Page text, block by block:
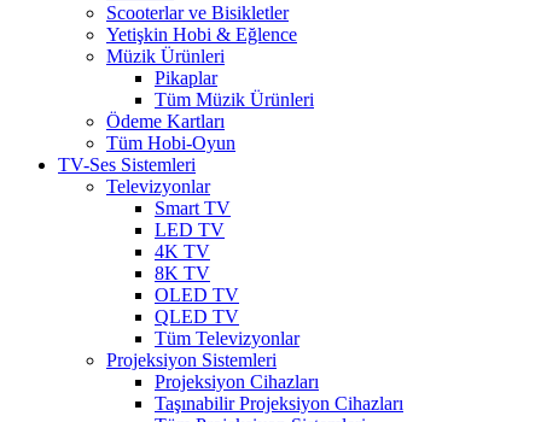
Scooterlar ve Bisikletler
Yetişkin Hobi & Eğlence
Müzik Ürünleri
Pikaplar
Tüm Müzik Ürünleri
Ödeme Kartları
Tüm Hobi-Oyun
TV-Ses Sistemleri
Televizyonlar
Smart TV
LED TV
4K TV
8K TV
OLED TV
QLED TV
Tüm Televizyonlar
Projeksiyon Sistemleri
Projeksiyon Cihazları
Taşınabilir Projeksiyon Cihazları